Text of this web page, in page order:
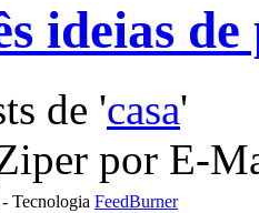
ideias de
de 'casa'
por E-
- Tecnologia FeedBurner